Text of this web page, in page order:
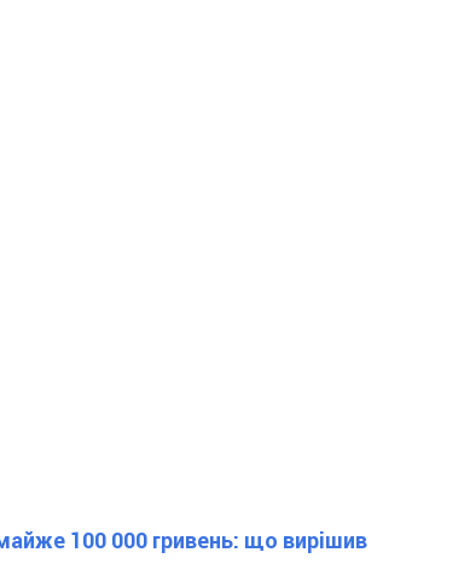
100 000 гривень: що вирішив